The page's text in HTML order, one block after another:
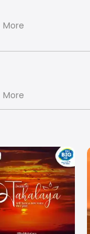
More
More